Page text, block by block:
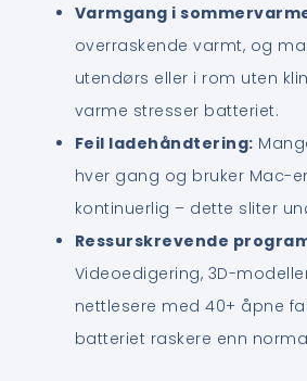
Varmgang i
overraskende varmt, og
utendørs eller i rom uten
varme stresser batteriet.
Feil ladehåndtering:
hver gang og bruker Mac-
kontinuerlig – dette sliter
Ressurskrevende
Videoedigering, 3D-
nettlesere med 40+ åpne
batteriet raskere enn